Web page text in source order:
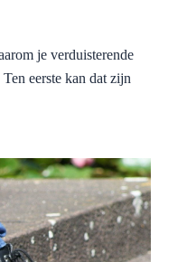
je verduisterende
eerste kan dat zijn